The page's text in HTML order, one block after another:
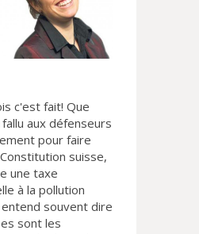
c'est fait! Que
aux défenseurs
pour faire
suisse,
une taxe
à la pollution
souvent dire
sont les